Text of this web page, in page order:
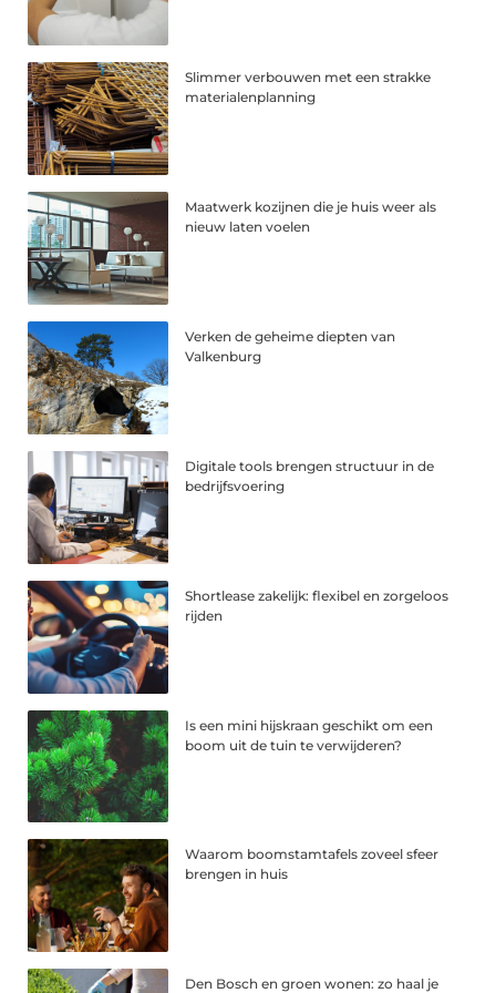
Slimmer verbouwen met een strakke
materialenplanning
Maatwerk kozijnen die je huis weer als
nieuw laten voelen
Verken de geheime diepten van
Valkenburg
Digitale tools brengen structuur in de
bedrijfsvoering
Shortlease zakelijk: flexibel en zorgeloos
rijden
Is een mini hijskraan geschikt om een
boom uit de tuin te verwijderen?
Waarom boomstamtafels zoveel sfeer
brengen in huis
Den Bosch en groen wonen: zo haal je